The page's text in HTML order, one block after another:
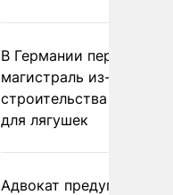
В Германии перекрыли
магистраль из-за
строительства
для лягушек
Адвокат предупредил